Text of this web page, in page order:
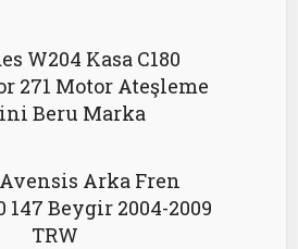
W204 Kasa C180
271 Motor Ateşleme
Beru Marka
Arka Fren
147 Beygir 2004-2009
TRW